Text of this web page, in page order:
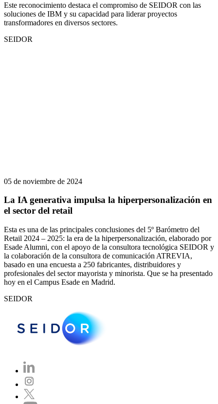
Este reconocimiento destaca el compromiso de SEIDOR con las
soluciones de IBM y su capacidad para liderar proyectos
transformadores en diversos sectores.
SEIDOR
05 de noviembre de 2024
La IA generativa impulsa la hiperpersonalización en
el sector del retail
Esta es una de las principales conclusiones del 5º Barómetro del
Retail 2024 – 2025: la era de la hiperpersonalización, elaborado por
Esade Alumni, con el apoyo de la consultora tecnológica SEIDOR y
la colaboración de la consultora de comunicación ATREVIA,
basado en una encuesta a 250 fabricantes, distribuidores y
profesionales del sector mayorista y minorista. Que se ha presentado
hoy en el Campus Esade en Madrid.
SEIDOR